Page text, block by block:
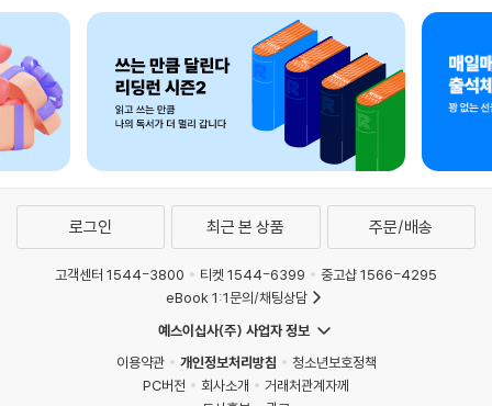
로그인 최근 본 상품 주문/배송
고객센터 1544-3800 티켓 1544-6399
중고샵 1566-4295
eBook 1:1문의/채팅상담
예스이십사(주) 사업자 정보
이용약관
개인정보처리방침
청소년보호정책
PC버전
회사소개
거래처관계자께